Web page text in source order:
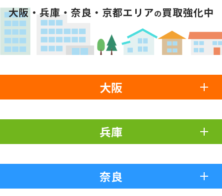
大阪・兵庫・奈良・京都エリアの買取強化中
大阪
兵庫
奈良